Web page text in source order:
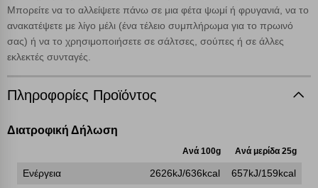
Μπορείτε να το αλλείψετε πάνω σε μια φέτα ψωμί ή φρυγανιά, να το
ανακατέψετε με λίγο μέλι (ένα τέλειο συμπλήρωμα για το πρωινό
σας) ή να το χρησιμοποιήσετε σε σάλτσες, σούπες ή σε άλλες
εκλεκτές συνταγές.
Πληροφορίες Προϊόντος
Διατροφική Δήλωση
Ανά 100g Ανά μερίδα 25g
Ενέργεια 2626kJ/636kcal
657kJ/159kcal
ιστότοπου είναι η μόνη ενεργοποιημένη. Έχετε τη δυνατότητα να
επιλέξετε τις λοιπές κατηγορίες κάνοντας κλικ στο σχετικό κουμπί
επάνω δεξιά, αφού ενημερωθείτε σχετικά. Ωστόσο θα πρέπει να
γνωρίζετε ότι αποκλεισμός ορισμένων κατηγοριών αρχείων cookies,
Λειτουργικά cookies